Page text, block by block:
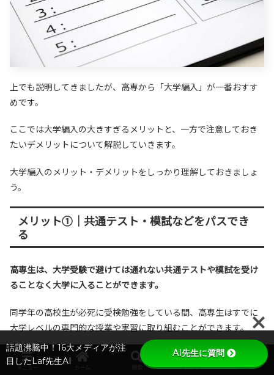
上でも説明してきましたが、高専から「大学編入」が一番おすす
めです。
ここでは大学編入の大きすぎるメリットと、一方で注意しておき
たいデメリットについて解説していきます。
大学編入のメリット・デメリットをしっかり理解しておきましょ
う。
メリット①｜共通テスト・模試などをパスでき
る
高専生は、大学受験で避けては通れない共通テストや模試を受け
ることなく大学に入ることができます。
同学年の高校生が必死に受検勉強をしている間、高専生はすでに
大学レベルの専門的な授業や実習に取り組むことができます。
時間とストレスのかかる大学受験勉強をしないで済むなら、それ
メニュー トップ サイドバー
話題沸騰中！16大メディアが注
目したLaf先生AI
AI先生に質問